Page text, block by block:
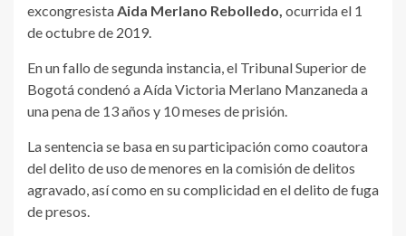
excongresistaAida Merlano Rebolledo, ocurrida el 1
de octubre de 2019.
En un fallo de segunda instancia, el Tribunal Superior de
Bogotá condenó a Aída Victoria Merlano Manzaneda a
una pena de 13 años y 10 meses de prisión.
La sentencia se basa en su participación como coautora
del delito de uso de menores en la comisión de delitos
agravado, así como en su complicidad en el delito de fuga
de presos.